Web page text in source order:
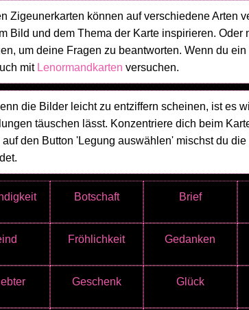
Zigeunerkarten können auf verschiedene Arten
Bild und dem Thema der Karte inspirieren.
um deine Fragen zu beantworten. Wenn du
mit Lenormandkarten versuchen.
die Bilder leicht zu entziffern scheinen, ist es
täuschen lässt. Konzentriere dich beim
auf den Button 'Legung auswählen' mischst du
Botschaft Brief
Fröhlichkeit Gedanken
Geschenk Glück